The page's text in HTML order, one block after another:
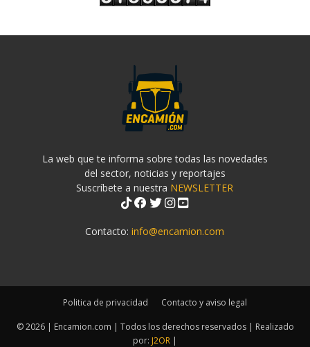
La web que te informa sobre todas las novedades
del sector, noticias y reportajes
Suscríbete a nuestra NEWSLETTER
Contacto:info@encamion.com
Politica de privacidad Contacto y aviso legal
© 2026 | Encamion.com | Todos los derechos reservados | Realizado
por: J2OR |